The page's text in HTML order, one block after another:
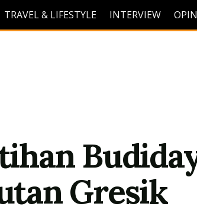
TRAVEL & LIFESTYLE INTERVIEW
Gresik